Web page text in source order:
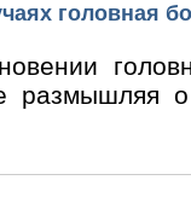
головная
размышляя о